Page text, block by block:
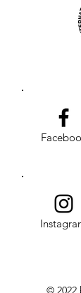
© 2022